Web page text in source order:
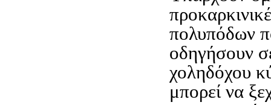
πολυπόδων
οδηγήσουν
χοληδόχου
μπορεί να